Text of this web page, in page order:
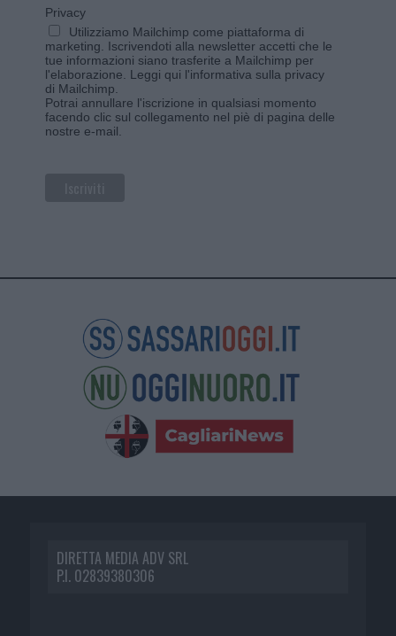
Privacy
Utilizziamo Mailchimp come piattaforma di
marketing. Iscrivendoti alla newsletter accetti che le
tue informazioni siano trasferite a Mailchimp per
l'elaborazione. Leggi qui l'informativa sulla privacy
di Mailchimp
Potrai annullare l'iscrizione in qualsiasi momento
facendo clic sul collegamento nel piè di pagina delle
nostre e-mail.
DIRETTA MEDIA ADV SRL
P.I. 02839380306